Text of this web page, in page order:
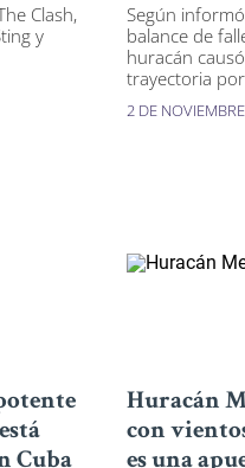
Clash,
y
Según
balance de
huracán
trayectoria
2 DE
Cuba
Huracán
con
es una